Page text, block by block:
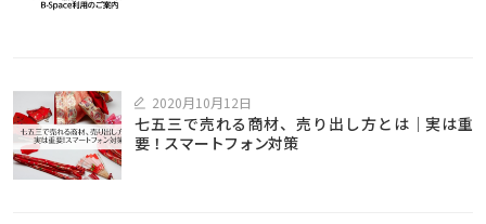
2020月10月12日
七五三で売れる商材、売り出し方とは｜実は重
要！スマートフォン対策